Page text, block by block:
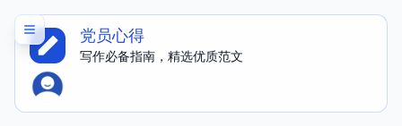
党员心得
写作必备指南，精选优质范文